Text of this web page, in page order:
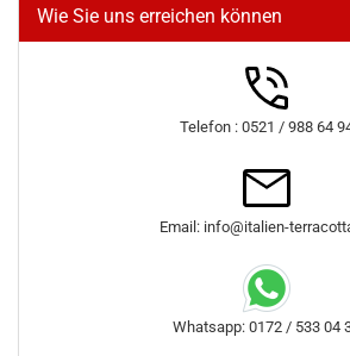
Wie Sie uns erreichen können
Telefon : 0521 / 988 64
Email: info@italien-
Whatsapp: 0172 / 533 04